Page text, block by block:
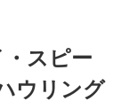
スピー
ウリング